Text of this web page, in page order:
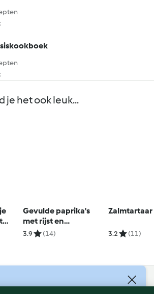
je het ook leuk...
Gevulde paprika's
met rijst en
tomatensaus
3.9 (14)
Zalmtartaar
3.2 (11)